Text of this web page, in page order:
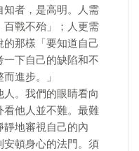
知者，是高明。人需
百戰不殆」；人更需
那樣「要知道自己
下自己的缺陷和不
進步。」
。我們的眼睛看向
看他人並不難。最難
靜地審視自己的內
安頓身心的法門。須